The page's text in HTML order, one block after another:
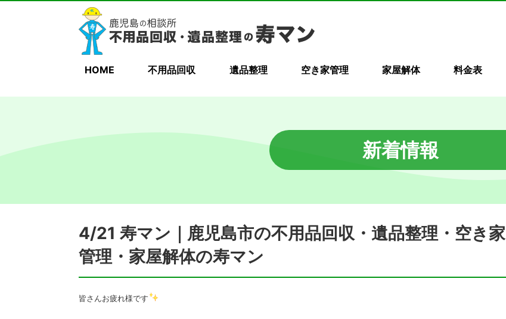
HOME 不用品回収 遺品整理 空き家管理 家屋解体 料金表
新着情報
4/21 寿マン｜鹿児島市の不用品回収・遺品整理・空き家
管理・家屋解体の寿マン
皆さんお疲れ様です